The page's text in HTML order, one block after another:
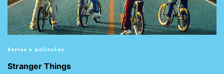
Series o películas
Stranger Things